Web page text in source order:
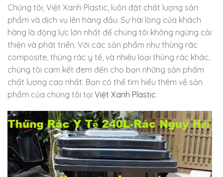
Chúng tôi, Việt Xanh Plastic, luôn đặt chất lượng sản
phẩm và dịch vụ lên hàng đầu. Sự hài lòng của khách
hàng là động lực lớn nhất để chúng tôi không ngừng cải
thiện và phát triển. Với các sản phẩm như thùng rác
composite, thùng rác y tế, và nhiều loại thùng rác khác,
chúng tôi cam kết đem đến cho bạn những sản phẩm
chất lượng cao nhất. Bạn có thể tìm hiểu thêm về sản
phẩm của chúng tôi tại Việt Xanh Plastic.